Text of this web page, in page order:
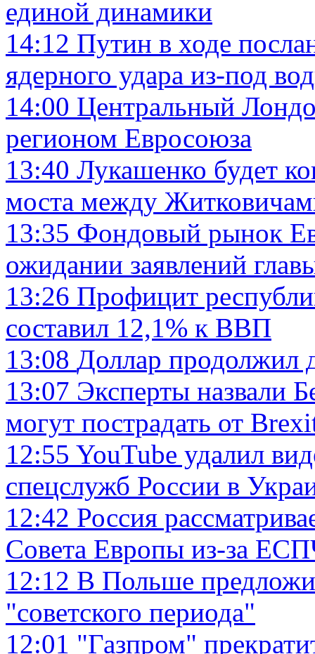
единой динамики
14:12 Путин в ходе
ядерного удара из-под
14:00 Центральный
регионом Евросоюза
13:40 Лукашенко будет
моста между
13:35 Фондовый рынок
ожидании заявлений
13:26 Профицит
составил 12,1% к ВВП
13:08 Доллар продолжил
13:07 Эксперты назвали
могут пострадать от
12:55 YouTube удалил
спецслужб России в
12:42 Россия
Совета Европы из-за
12:12 В Польше
"советского периода"
12:01 "Газпром"